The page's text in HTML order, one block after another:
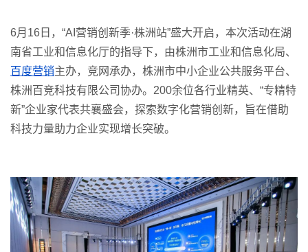
6月16日，“AI营销创新季·株洲站”盛大开启，本次活动在湖
南省工业和信息化厅的指导下，由株洲市工业和信息化局、
百度营销主办，竞网承办，株洲市中小企业公共服务平台、
株洲百竞科技有限公司协办。200余位各行业精英、“专精特
新”企业家代表共襄盛会，探索数字化营销创新，旨在借助
科技力量助力企业实现增长突破。